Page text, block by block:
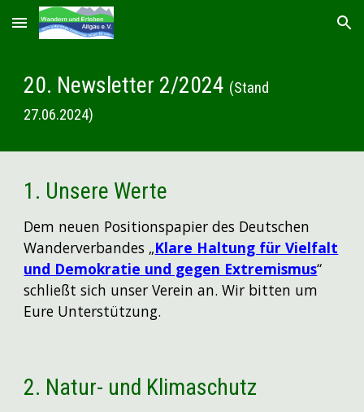
Skip to main content Skip to navigation
20. Newsletter 2/2024 (Stand
27.06.2024)
1. Unsere Werte
Dem neuen Positionspapier des Deutschen
Wanderverbandes „Klare Haltung für Vielfalt
und Demokratie und gegen Extremismus“
schließt sich unser Verein an. Wir bitten um
Eure Unterstützung.
2. Natur- und Klimaschutz